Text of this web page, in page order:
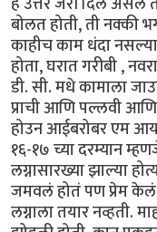
बोलत होती, ती नक्की
काहीच काम धंदा
होता, घरात गरीबी ,
डी. सी. मधे कामाला
प्राची आणि पल्लवी
होउन आईबरोबर एम आय
१६-१७ च्या दरम्यान
लग्नासारख्या झाल्या
जमवलं होतं पण प्रेम केलं
लग्नाला तयार नव्हती.